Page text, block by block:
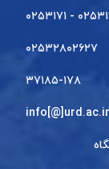
- ۰۲۵۳۱۷۱
۰۲۵۳۲۸۰۲۶۲۷
۳۷۱۸۵-۱۷۸
info[@]urd.ac.ir